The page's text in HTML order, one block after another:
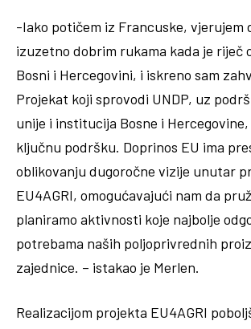
-Iako potičem iz Francuske, vjerujem
izuzetno dobrim rukama kada je riječ
Bosni i Hercegovini, i iskreno sam
Projekat koji sprovodi UNDP, uz
unije i institucija Bosne i
ključnu podršku. Doprinos EU ima
oblikovanju dugoročne vizije unutar
EU4AGRI, omogućavajući nam da
planiramo aktivnosti koje najbolje
potrebama naših poljoprivrednih
zajednice. – istakao je Merlen.
Realizacijom projekta EU4AGRI